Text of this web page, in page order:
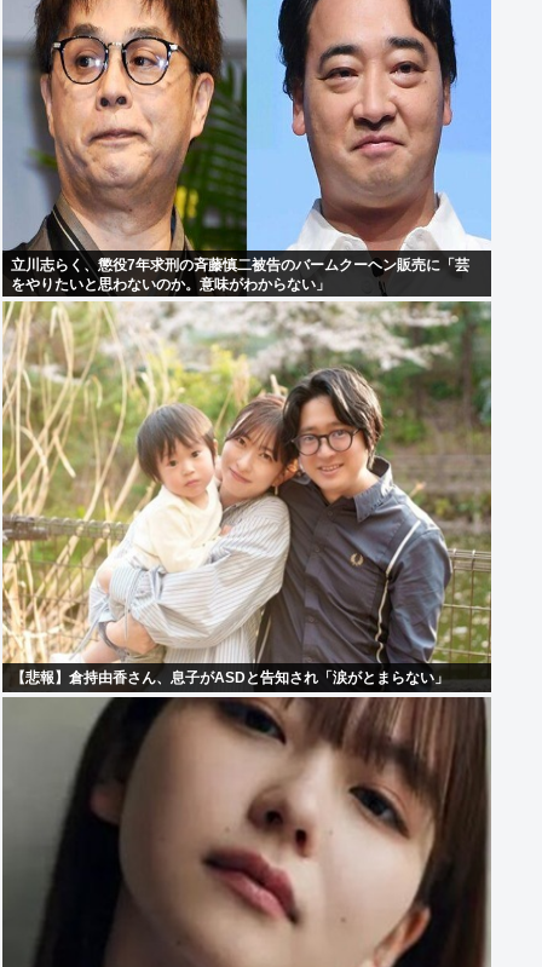
立川志らく、懲役7年求刑の斉藤慎二被告のバームクーヘン販売に「芸
をやりたいと思わないのか。意味がわからない」
【悲報】倉持由香さん、息子がASDと告知され「涙がとまらない」